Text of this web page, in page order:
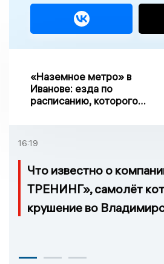
«Наземное метро» в
Иванове: езда по
расписанию, которого
16:19
Что известно о
ТРЕНИНГ», самолёт
крушение во